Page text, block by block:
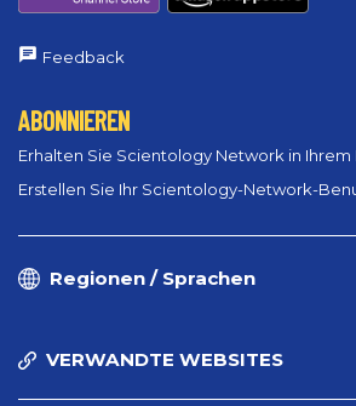
Feedback
ABONNIEREN
Erhalten Sie Scientology Network in
Erstellen Sie Ihr Scientology-Network-
Regionen / Sprachen
VERWANDTE WEBSITES